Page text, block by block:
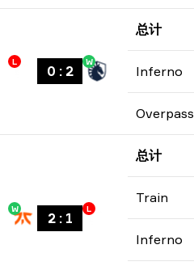
L
0 : 2
W
总计
Inferno
Overpass
W
2: 1
L
总计
Train
Inferno